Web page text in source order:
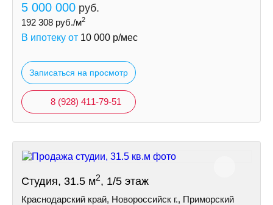
5 000 000 руб.
192 308 руб./м2
В ипотеку от 10 000 р/мес
Записаться на просмотр
8 (928) 411-79-51
Студия, 31.5 м2, 1/5 этаж
Краснодарский край, Новороссийск г., Приморский